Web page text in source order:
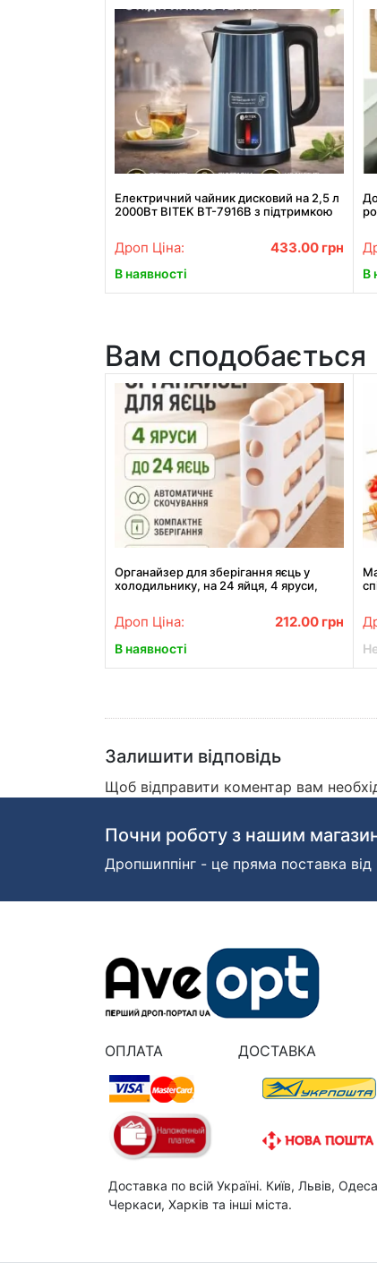
Електричний чайник дисковий на 2,5 л
2000Вт BITEK BT-7916B з підтримкою
Дроп Ціна: 433.00 грн
В наявності В
Вам сподобається
Органайзер для зберігання яєць у
холодильнику, на 24 яйця, 4 яруси,
Дроп Ціна: 212.00 грн
В наявності
Залишити відповідь
Щоб відправити коментар вам
Почни роботу з нашим
Дропшиппінг - це пряма поставка
ОПЛАТА ДОСТАВКА
Доставка по всій Україні. Київ, Львів,
Черкаси, Харків та інші міста.